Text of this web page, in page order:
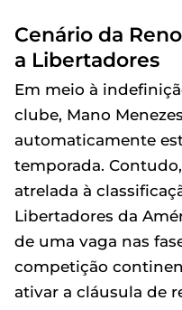
Cenário da
a Libertadores
Em meio à
clube, Mano
automaticamente
temporada.
atrelada à
Libertadores da
de uma vaga nas
competição
ativar a cláusula de